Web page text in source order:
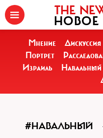
THE
НОВОЕ
Мнение Дискуссия
Портрет
Израиль
Навальный
#НАВАЛЬНЫЙ